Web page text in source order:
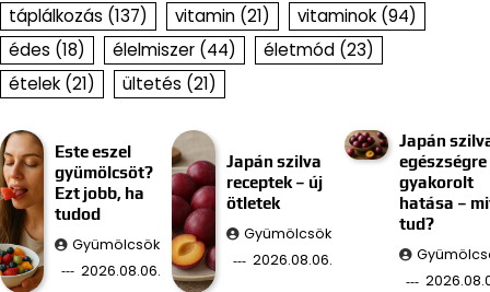
táplálkozás (137) vitamin (21) vitaminok (94)
édes (18) élelmiszer (44) életmód (23)
ételek (21) ültetés (21)
Este eszel
gyümölcsöt?
Ezt jobb, ha
tudod
Gyümölcsök
2026.08.06.
Japán szilva
receptek – új
ötletek
Gyümölcsök
2026.08.06.
Japán
egészségre
gyakorolt
hatása –
tud?